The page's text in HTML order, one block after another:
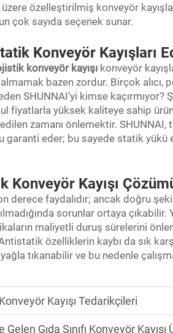
özelleştirilmiş konveyör
çok sayıda seçenek sunar.
Konveyör Kayışları
konveyör kayışı konveyör
bazen zordur. Birçok alıcı,
SHUNNAI’yi kimse kaçırmıyor?
fiyatlarla yüksek kaliteye sahip
zamanı önlemektir. SHUNNAI,
garanti eder; bu sayede statik
Konveyör Kayışı
derece faydalıdır; ancak doğru
sorunlar ortaya çıkabilir.
maliyetli duruş sürelerini
özelliklerin kaybı da sık
tıkanabilir ve bu nedenle
Kayışı Tedarikçileri
Gelen Gıda Sınıfı Konveyör